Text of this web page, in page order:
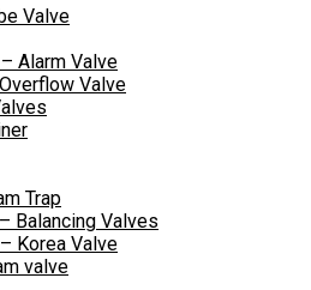
Valve
Alarm Valve
Valve
Trap
Balancing Valves
Korea Valve
valve